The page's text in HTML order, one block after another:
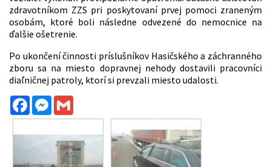
zdravotníkom ZZS pri poskytovaní prvej pomoci zraneným
osobám, ktoré boli následne odvezené do nemocnice na
ďalšie ošetrenie.
Po ukončení činnosti príslušníkov Hasičského a záchranného
zboru sa na miesto dopravnej nehody dostavili pracovníci
diaľničnej patroly, ktorí si prevzali miesto udalosti.
FacebookMessenger